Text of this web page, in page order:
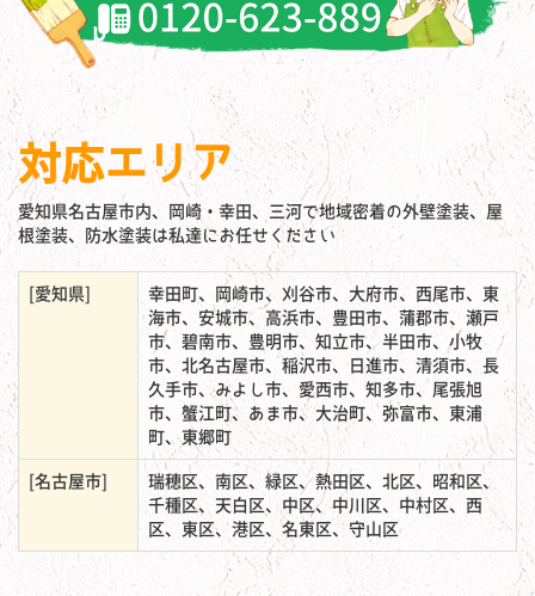
対応エリア
愛知県名古屋市内、岡崎・幸田、三河で地域密着の外壁塗装、屋
根塗装、防水塗装は私達にお任せください
[愛知県]
幸田町、岡崎市、刈谷市、大府市、西尾市、東
海市、安城市、高浜市、豊田市、蒲郡市、瀬戸
市、碧南市、豊明市、知立市、半田市、小牧
市、北名古屋市、稲沢市、日進市、清須市、長
久手市、みよし市、愛西市、知多市、尾張旭
市、蟹江町、あま市、大治町、弥富市、東浦
町、東郷町
[名古屋市]
瑞穂区、南区、緑区、熱田区、北区、昭和区、
千種区、天白区、中区、中川区、中村区、西
区、東区、港区、名東区、守山区